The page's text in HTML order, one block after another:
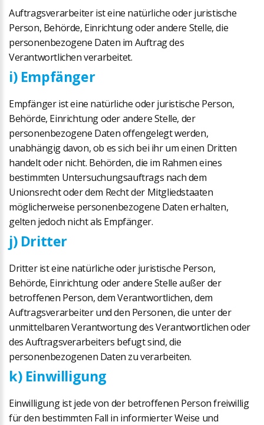
Auftragsverarbeiter ist eine natürliche oder juristische
Person, Behörde, Einrichtung oder andere Stelle, die
personenbezogene Daten im Auftrag des
Verantwortlichen verarbeitet.
i) Empfänger
Empfänger ist eine natürliche oder juristische Person,
Behörde, Einrichtung oder andere Stelle, der
personenbezogene Daten offengelegt werden,
unabhängig davon, ob es sich bei ihr um einen Dritten
handelt oder nicht. Behörden, die im Rahmen eines
bestimmten Untersuchungsauftrags nach dem
Unionsrecht oder dem Recht der Mitgliedstaaten
möglicherweise personenbezogene Daten erhalten,
gelten jedoch nicht als Empfänger.
j) Dritter
Dritter ist eine natürliche oder juristische Person,
Behörde, Einrichtung oder andere Stelle außer der
betroffenen Person, dem Verantwortlichen, dem
Auftragsverarbeiter und den Personen, die unter der
unmittelbaren Verantwortung des Verantwortlichen oder
des Auftragsverarbeiters befugt sind, die
personenbezogenen Daten zu verarbeiten.
k) Einwilligung
Einwilligung ist jede von der betroffenen Person freiwillig
für den bestimmten Fall in informierter Weise und